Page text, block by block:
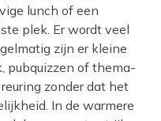
lunch of een
plek. Er wordt veel
zijn er kleine
pubquizzen of thema-
zonder dat het
In de warmere